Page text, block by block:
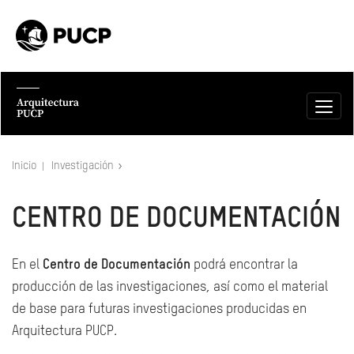
Inicio Investigación
CENTRO DE DOCUMENTACIÓN
En el Centro de Documentación podrá encontrar la
producción de las investigaciones, así como el material
de base para futuras investigaciones producidas en
Arquitectura PUCP.